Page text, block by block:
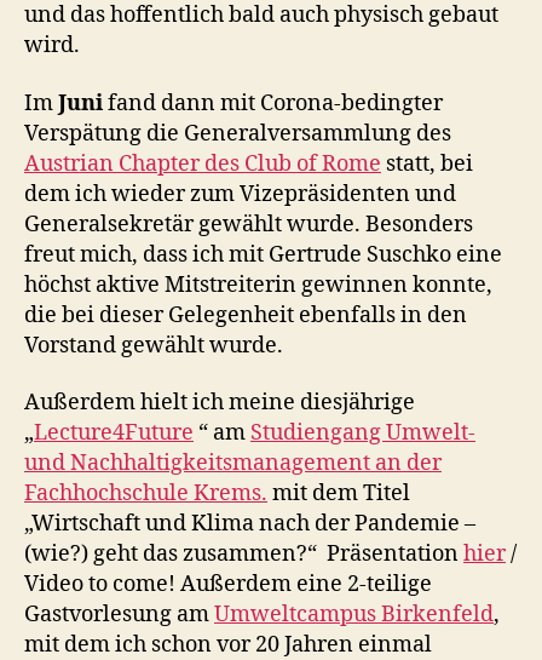
und das hoffentlich bald auch physisch gebaut
wird.
ImJunifand dann mit Corona-bedingter
Verspätung die Generalversammlung des
Austrian Chapter des Club of Rome statt, bei
dem ich wieder zum Vizepräsidenten und
Generalsekretär gewählt wurde. Besonders
freut mich, dass ich mit Gertrude Suschko eine
höchst aktive Mitstreiterin gewinnen konnte,
die bei dieser Gelegenheit ebenfalls in den
Vorstand gewählt wurde.
Außerdem hielt ich meine diesjährige
„Lecture4Future “ am Studiengang Umwelt-
und Nachhaltigkeitsmanagement an der
Fachhochschule Krems. mit dem Titel
„Wirtschaft und Klima nach der Pandemie –
(wie?) geht das zusammen?“ Präsentationhier/
Video to come! Außerdem eine 2-teilige
Gastvorlesung amUmweltcampus Birkenfeld,
mit dem ich schon vor 20 Jahren einmal